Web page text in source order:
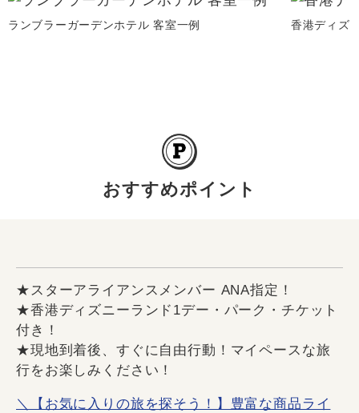
ランブラーガーデンホテル 客室一例 香港ディズ
おすすめポイント
★スターアライアンスメンバー ANA指定！
★香港ディズニーランド1デー・パーク・チケット
付き！
★現地到着後、すぐに自由行動！マイペースな旅
行をお楽しみください！
＼【お気に入りの旅を探そう！】豊富な商品ライ